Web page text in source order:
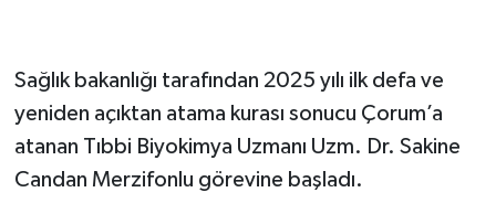
Sağlık bakanlığı tarafından 2025 yılı ilk defa ve
yeniden açıktan atama kurası sonucu Çorum’a
atanan Tıbbi Biyokimya Uzmanı Uzm. Dr. Sakine
Candan Merzifonlu görevine başladı.